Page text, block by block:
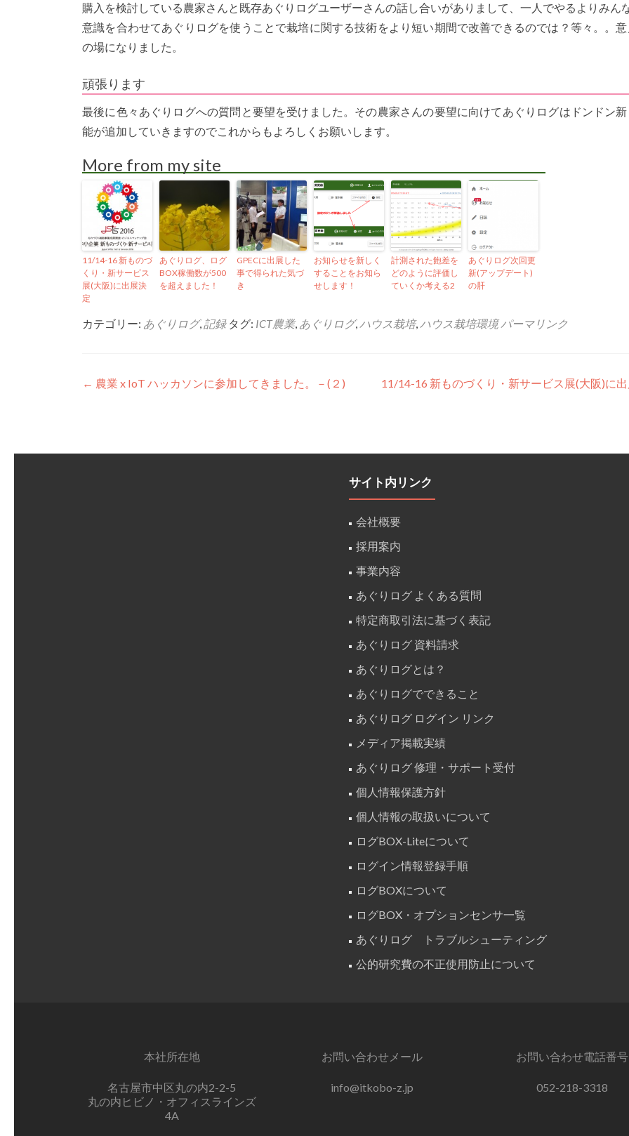
購入を検討している農家さんと既存あぐりログユーザーさんの話し合いがありまして、一人でやるよりみん
意識を合わせてあぐりログを使うことで栽培に関する技術をより短い期間で改善できるのでは？等々。。
の場になりました。
頑張ります
最後に色々あぐりログへの質問と要望を受けました。その農家さんの要望に向けてあぐりログはドンドン
能が追加していきますのでこれからもよろしくお願いします。
More from my site
11/14-16 新ものづ
くり・新サービス
展(大阪)に出展決
定
あぐりログ、ログ
BOX稼働数が500
を超えました！
GPECに出展した
事で得られた気づ
き
お知らせを新しく
することをお知ら
せします！
計測された飽差を
どのように評価し
ていくか考える2
あぐりログ次回更
新(アップデート)
の肝
カテゴリー: あぐりログ, 記録タグ: ICT農業, あぐりログ, ハウス栽培, ハウス栽培環境 パーマリンク
投稿ナビゲーション
← 農業 x IoT ハッカソンに参加してきました。－(２)
11/14-16 新ものづくり・新サービス展(大阪)に
サイト内リンク
会社概要
採用案内
事業内容
あぐりログ よくある質問
特定商取引法に基づく表記
あぐりログ 資料請求
あぐりログとは？
あぐりログでできること
あぐりログ ログイン リンク
メディア掲載実績
あぐりログ 修理・サポート受付
個人情報保護方針
個人情報の取扱いについて
ログBOX-Liteについて
ログイン情報登録手順
ログBOXについて
ログBOX・オプションセンサ一覧
あぐりログ トラブルシューティング
公的研究費の不正使用防止について
本社所在地
名古屋市中区丸の内2-2-5
丸の内ヒビノ・オフィスラインズ
4A
お問い合わせメール
info@itkobo-z.jp
お問い合わせ電話番号
052-218-3318